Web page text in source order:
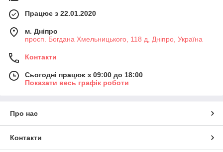
Працює з 22.01.2020
м. Дніпро
просп. Богдана Хмельницького, 118 д, Дніпро, Україна
Контакти
Сьогодні працює з 09:00 до 18:00
Показати весь графік роботи
Про нас
Контакти